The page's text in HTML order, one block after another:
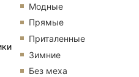
Модные
Прямые
Приталенные
Зимние
Без меха